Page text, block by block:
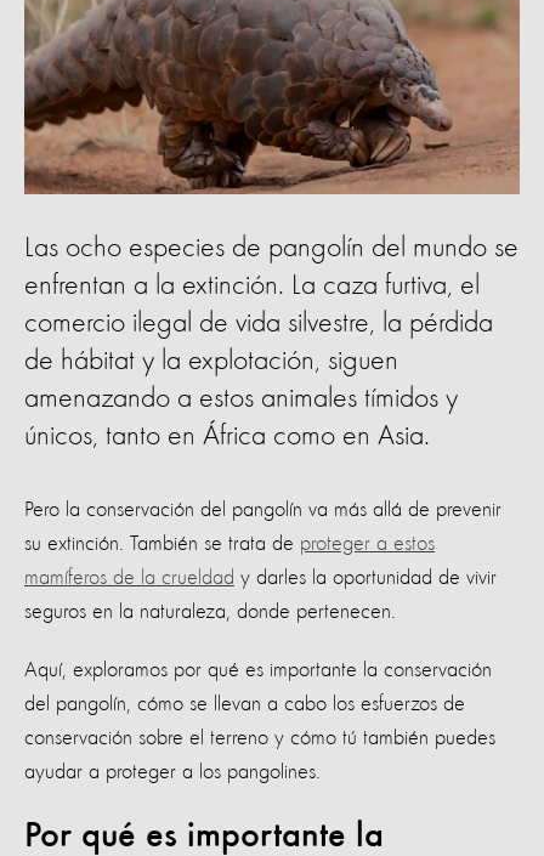
Las ocho especies de pangolín del mundo se
enfrentan a la extinción. La caza furtiva, el
comercio ilegal de vida silvestre, la pérdida
de hábitat y la explotación, siguen
amenazando a estos animales tímidos y
únicos, tanto en África como en Asia.
Pero la conservación del pangolín va más allá de prevenir
su extinción. También se trata de proteger a estos
mamíferos de la crueldad y darles la oportunidad de vivir
seguros en la naturaleza, donde pertenecen.
Aquí, exploramos por qué es importante la conservación
del pangolín, cómo se llevan a cabo los esfuerzos de
conservación sobre el terreno y cómo tú también puedes
ayudar a proteger a los pangolines.
Por qué es importante la